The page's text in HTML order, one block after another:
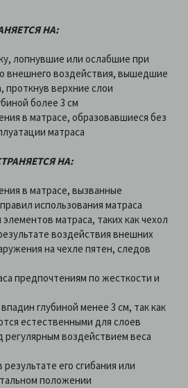
НА:
лопнувшие или ослабшие при
внешнего воздействия, вышедшие
проткнув верхние слои
более 3 см
в матрасе, образовавшиеся без
матраса
НА:
в матрасе, вызванные
использования матраса
матраса, таких как чехол
воздействия внешних
на чехле пятен, следов
предпочтениям по жесткости и
глубиной менее 3 см, так как
естественными для слоев
регулярным воздействием веса
его сгибания или
положении